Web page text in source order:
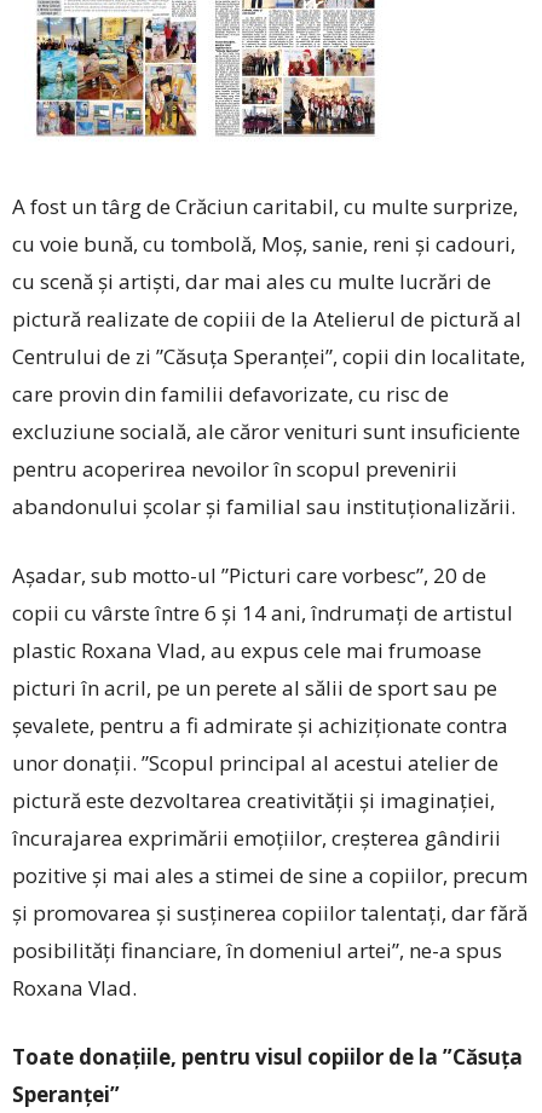
A fost un târg de Crăciun caritabil, cu multe surprize,
cu voie bună, cu tombolă, Moș, sanie, reni și cadouri,
cu scenă și artiști, dar mai ales cu multe lucrări de
pictură realizate de copiii de la Atelierul de ­pictură al
Centrului de zi ”Căsuța Speranței”, copii din localitate,
care provin din familii defavorizate, cu risc de
excluziune socială, ale căror venituri sunt insuficiente
pentru acoperirea nevoilor în scopul prevenirii
abandonului școlar și familial sau instituționalizării.
Așadar, sub motto-ul ”Picturi care vorbesc”, 20 de
copii cu vârste între 6 și 14 ani, îndrumați de artistul
plastic Roxana Vlad, au expus cele mai frumoase
picturi în acril, pe un perete al sălii de sport sau pe
șevalete, pentru a fi admirate și achiziționate contra
unor donații. ”Scopul principal al acestui atelier de
pictură este dezvoltarea creativității și imaginației,
încurajarea exprimării emoțiilor, creșterea gândirii
pozitive și mai ales a stimei de sine a copiilor, precum
și promovarea și susținerea copiilor talentați, dar fără
posibilități financiare, în domeniul artei”, ne-a spus
Roxana Vlad.
Toate donațiile, pentru visul copiilor de la ”Căsuța
Speranței”